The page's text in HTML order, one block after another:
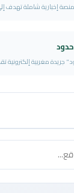
إخبارية شاملة تهدف
جريدة مغربية إلكترونية